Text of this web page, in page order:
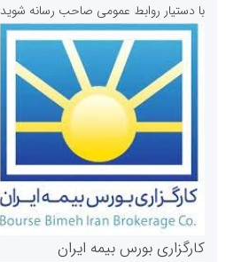
روابط عمومی خبرگزاری گزارش خبر
با دستیار روابط عمومی صاحب رسانه شوید
کارگزاری بورس بیمه ایران